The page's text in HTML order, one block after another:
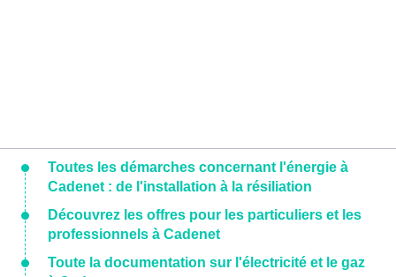
Toutes les démarches concernant l'énergie à
Cadenet : de l'installation à la résiliation
Découvrez les offres pour les particuliers et les
professionnels à Cadenet
Toute la documentation sur l'électricité et le gaz